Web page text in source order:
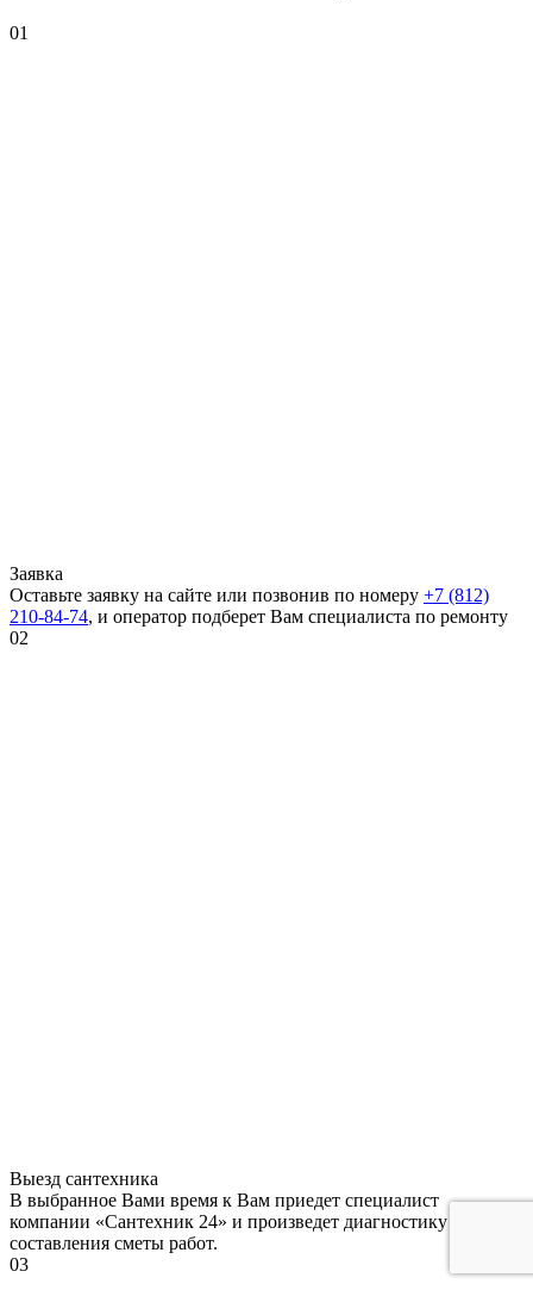
01
Заявка
Оставьте заявку на сайте или позвонив по номеру +7 (812)
210-84-74, и оператор подберет Вам специалиста по ремонту
02
Выезд сантехника
В выбранное Вами время к Вам приедет специалист
компании «Сантехник 24» и произведет диагностику для
составления сметы работ.
03